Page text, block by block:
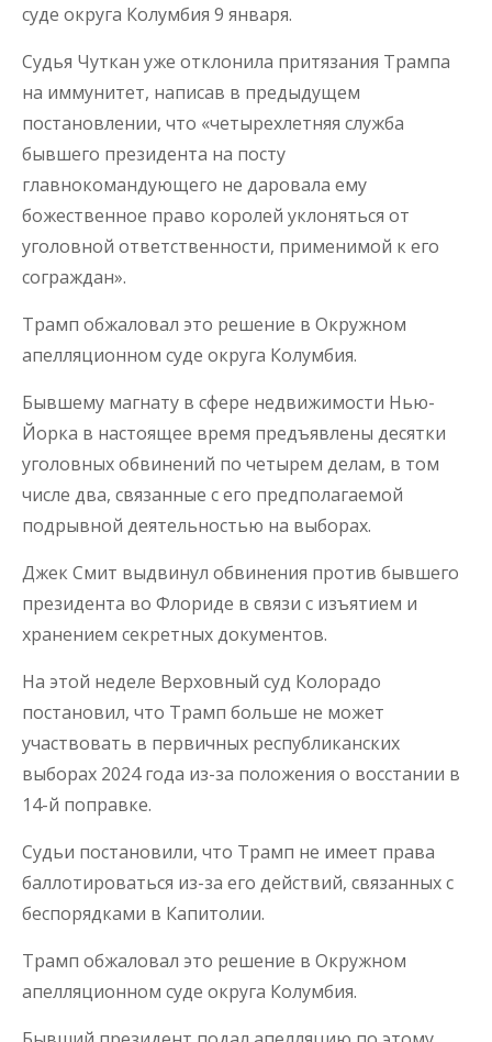
суде округа Колумбия 9 января.
Судья Чуткан уже отклонила притязания Трампа
на иммунитет, написав в предыдущем
постановлении, что «четырехлетняя служба
бывшего президента на посту
главнокомандующего не даровала ему
божественное право королей уклоняться от
уголовной ответственности, применимой к его
сограждан».
Трамп обжаловал это решение в Окружном
апелляционном суде округа Колумбия.
Бывшему магнату в сфере недвижимости Нью-
Йорка в настоящее время предъявлены десятки
уголовных обвинений по четырем делам, в том
числе два, связанные с его предполагаемой
подрывной деятельностью на выборах.
Джек Смит выдвинул обвинения против бывшего
президента во Флориде в связи с изъятием и
хранением секретных документов.
На этой неделе Верховный суд Колорадо
постановил, что Трамп больше не может
участвовать в первичных республиканских
выборах 2024 года из-за положения о восстании в
14-й поправке.
Судьи постановили, что Трамп не имеет права
баллотироваться из-за его действий, связанных с
беспорядками в Капитолии.
Трамп обжаловал это решение в Окружном
апелляционном суде округа Колумбия.